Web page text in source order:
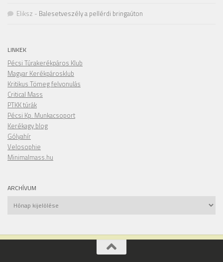
Eliksz - Balesetveszély a pellérdi bringaúton
LINKEK
Pécsi Túrakerékpáros Klub
Magyar Kerékpárosklub
Kritikus Tömeg felvonulás
Critical Mass
PTKK túrák
Pécsi Kp. Munkacsoport
Kerékagy blog
Gólyahír
Velosophie
Minimalmass.hu
ARCHÍVUM
Archívum